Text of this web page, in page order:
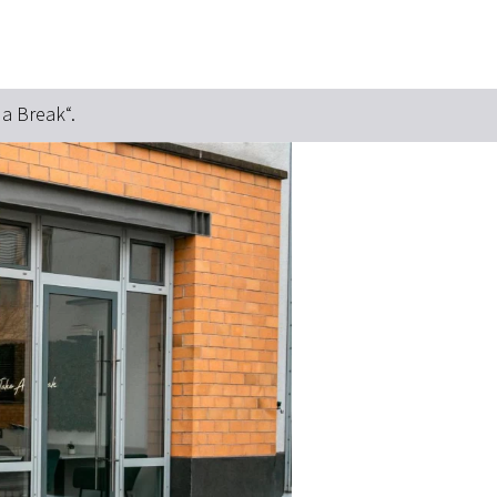
Suchbegriff
Das könnte Sie interessieren
Stadtführungen
Tickets
Citytour
Übernachtung
Erlebnisse
Essen & Trinken
Wein
Automobil
Kultur
Feste & Highlights
Break“.